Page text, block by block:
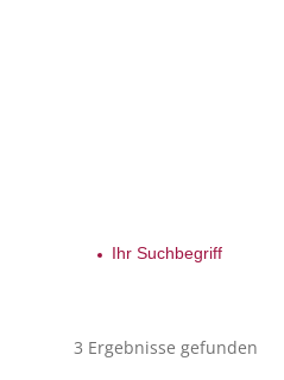
3 Ergebnisse gefunden